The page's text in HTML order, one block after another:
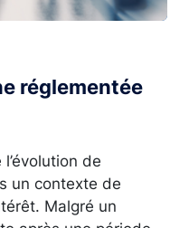
réglementée
de
un contexte de
Malgré un